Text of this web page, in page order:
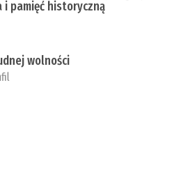
pamięć historyczną
wolności